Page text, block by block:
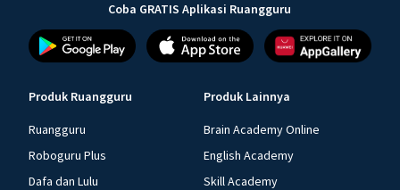
Coba GRATIS Aplikasi Ruangguru
Produk Ruangguru
Ruangguru
Roboguru Plus
Dafa dan Lulu
Produk Lainnya
Brain Academy Online
English Academy
Skill Academy